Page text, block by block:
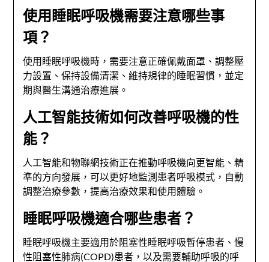
使用睡眠呼吸機需要注意哪些事
項？
使用睡眠呼吸機時，需要注意正確佩戴面罩、調整壓
力設置、保持設備清潔、維持規律的睡眠習慣，並定
期與醫生溝通治療進展。
人工智能技術如何改善呼吸機的性
能？
人工智能和物聯網技術正在推動呼吸機向更智能、精
準的方向發展，可以更好地監測患者呼吸模式，自動
調整治療參數，提高治療效果和使用體驗。
睡眠呼吸機適合哪些患者？
睡眠呼吸機主要適用於阻塞性睡眠呼吸暫停患者、慢
性阻塞性肺病(COPD)患者，以及需要輔助呼吸的呼